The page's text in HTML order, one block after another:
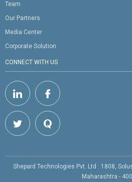
Team
Our Partners
Media Center
Corporate Solution
CONNECT WITH US
Shepard Technologies Pvt. Ltd : 1808,
Maharashtra -